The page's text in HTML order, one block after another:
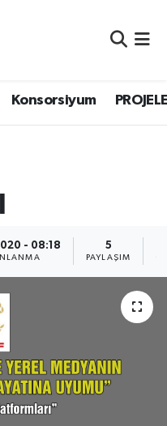
Konsorsiyum
- 08:18 5
PAYLAŞIM